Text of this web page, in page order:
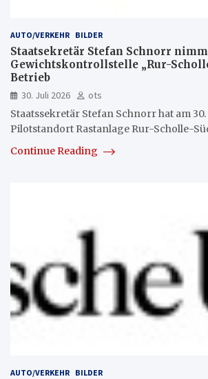
AUTO/VERKEHR BILDER
Staatsekretär Stefan Schnorr
Gewichtskontrollstelle „Rur-
Betrieb
30. Juli 2026
ots
Staatssekretär Stefan Schnorr hat am 30.
Pilotstandort Rastanlage Rur-Scholle-
Continue Reading
AUTO/VERKEHR BILDER